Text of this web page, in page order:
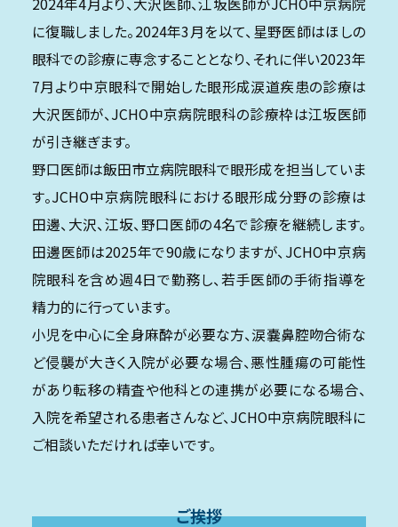
に復職しました。2024年3月を以て、星野医師はほしの
眼科での診療に専念することとなり、それに伴い2023年
7月より中京眼科で開始した眼形成涙道疾患の診療は
大沢医師が、JCHO中京病院眼科の診療枠は江坂医師
が引き継ぎます。
野口医師は飯田市立病院眼科で眼形成を担当していま
す。JCHO中京病院眼科における眼形成分野の診療は
田邊、大沢、江坂、野口医師の4名で診療を継続します。
田邊医師は2025年で90歳になりますが、JCHO中京病
院眼科を含め週4日で勤務し、若手医師の手術指導を
精力的に行っています。
小児を中心に全身麻酔が必要な方、涙嚢鼻腔吻合術な
ど侵襲が大きく入院が必要な場合、悪性腫瘍の可能性
があり転移の精査や他科との連携が必要になる場合、
入院を希望される患者さんなど、JCHO中京病院眼科に
ご相談いただければ幸いです。
ご挨拶